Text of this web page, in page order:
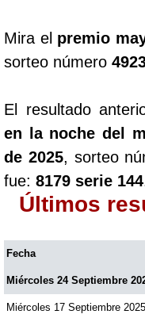
Mira el premio
sorteo número
El resultado
en la noche del
de 2025, sorteo
fue: 8179 serie 144
Últimos
Fecha
Miércoles 24 Septiembre
Miércoles 17 Septiembre 2025